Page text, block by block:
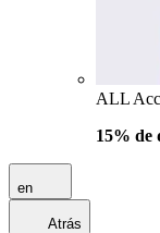
ALL
15% de
en
Atrás